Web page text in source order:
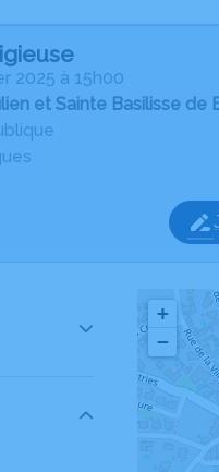
2025 à 15h00
et Sainte Basilisse de
+
−